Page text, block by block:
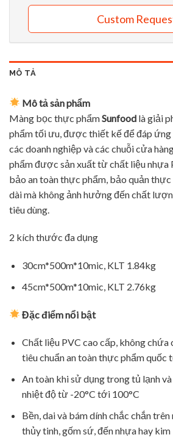
Custom
MÔ TẢ
Mô tả sản phẩm
Màng bọc thực phẩmSunfood là giải
phẩm tối ưu, được thiết kế để đáp ứng
các doanh nghiệp và các chuỗi cửa
phẩm được sản xuất từ chất liệu nhựa
bảo an toàn thực phẩm, bảo quản
dài mà không ảnh hưởng đến chất
tiêu dùng.
2 kích thước đa dụng
30cm*500m*10mic, KLT 1.84kg
45cm*500m*10mic, KLT 2.76kg
Đặc điểm nổi bật
Chất liệu PVC cao cấp, không chứa
tiêu chuẩn an toàn thực phẩm quốc
An toàn khi sử dụng trong tủ lạnh
nhiệt độ từ -20°C tới 100°C
Bền, dai và bám dính chắc chắn
thủy tinh, gốm sứ, đến nhựa hay